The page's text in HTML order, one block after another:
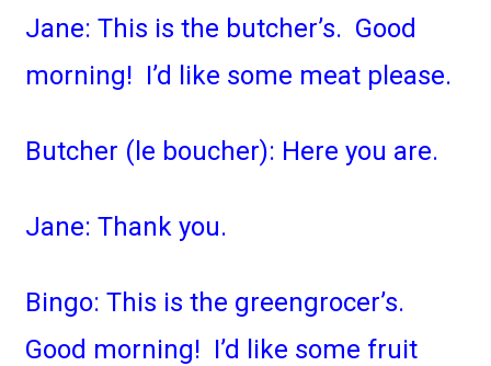
Jane: This is the butcher’s. Good
morning! I’d like some meat please.
Butcher (le boucher): Here you are.
Jane: Thank you.
Bingo: This is the greengrocer’s.
Good morning! I’d like some fruit